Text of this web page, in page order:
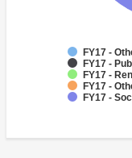
FY17 -
FY17 -
FY17 -
FY17 -
FY17 -